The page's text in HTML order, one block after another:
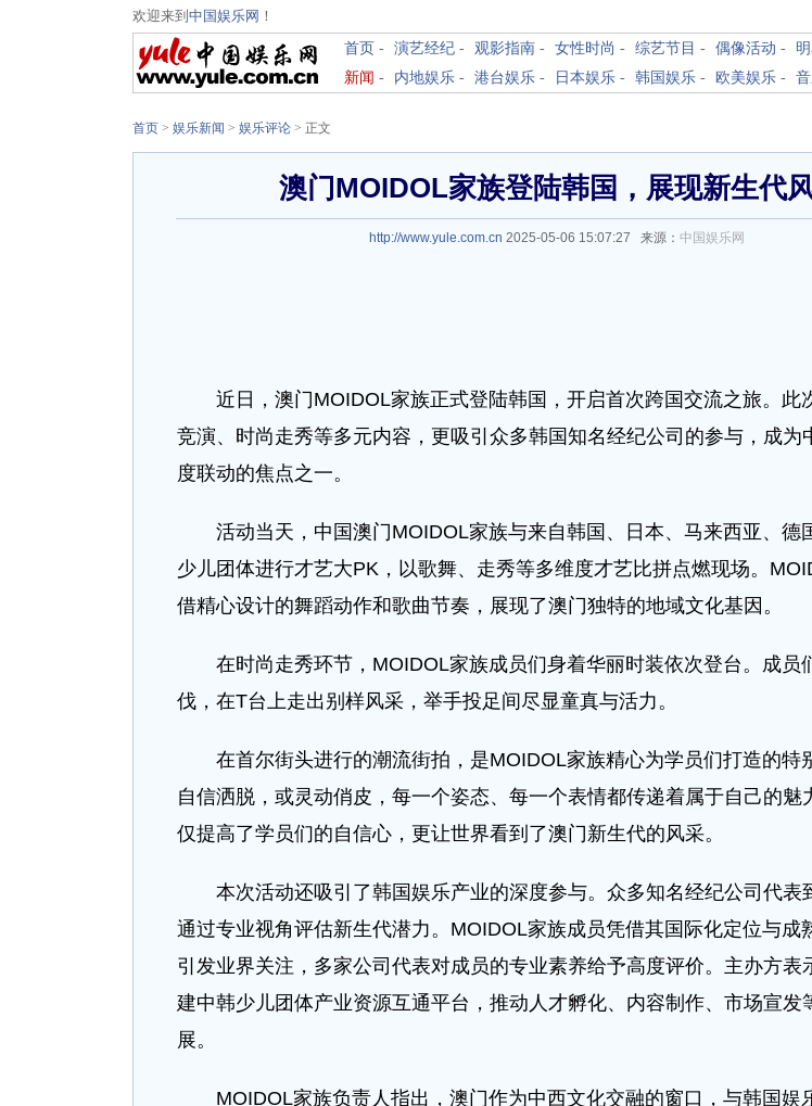
欢迎来到 中国娱乐网 ！
首页 - 演艺经纪 - 观影指南 - 女性时尚 - 综艺节目 - 偶像活动 -
新闻 - 内地娱乐 - 港台娱乐 - 日本娱乐 - 韩国娱乐 - 欧美娱乐 -
首页 > 娱乐新闻 > 娱乐评论 > 正文
澳门MOIDOL家族登陆韩国，展现新生代
http://www.yule.com.cn 2025-05-06 15:07:27 来源： 中国娱乐网
近日，澳门MOIDOL家族正式登陆韩国，开启首次跨国交流之旅。此
竞演、时尚走秀等多元内容，更吸引众多韩国知名经纪公司的参与，成为
度联动的焦点之一。
活动当天，中国澳门MOIDOL家族与来自韩国、日本、马来西亚、德
少儿团体进行才艺大PK，以歌舞、走秀等多维度才艺比拼点燃现场。
借精心设计的舞蹈动作和歌曲节奏，展现了澳门独特的地域文化基因。
在时尚走秀环节，MOIDOL家族成员们身着华丽时装依次登台。成员
伐，在T台上走出别样风采，举手投足间尽显童真与活力。
在首尔街头进行的潮流街拍，是MOIDOL家族精心为学员们打造的特
自信洒脱，或灵动俏皮，每一个姿态、每一个表情都传递着属于自己的魅
仅提高了学员们的自信心，更让世界看到了澳门新生代的风采。
本次活动还吸引了韩国娱乐产业的深度参与。众多知名经纪公司代表
通过专业视角评估新生代潜力。MOIDOL家族成员凭借其国际化定位与成
引发业界关注，多家公司代表对成员的专业素养给予高度评价。主办方表
建中韩少儿团体产业资源互通平台，推动人才孵化、内容制作、市场宣发
展。
MOIDOL家族负责人指出，澳门作为中西文化交融的窗口，与韩国娱